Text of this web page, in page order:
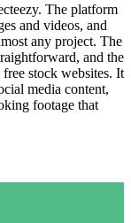
The platform
and videos, and
any project. The
and the
stock websites. It
media content,
footage that